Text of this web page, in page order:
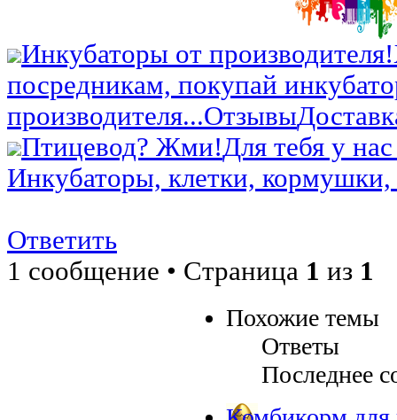
Инкубаторы от производителя!
посредникам, покупай
производителя...Отзывы
Птицевод? Жми!Для тебя у
Инкубаторы, клетки,
Ответить
1 сообщение • Страница 1 из 1
Похожие темы
Ответы
Последнее